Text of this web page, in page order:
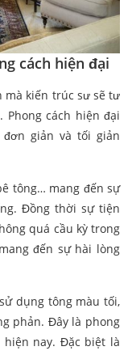
cách hiện đại
mà kiến trúc sư sẽ tư
Phong cách hiện đại
giản và tối giản
tông… mang đến sự
Đồng thời sự tiện
quá cầu kỳ trong
đến sự hài lòng
dụng tông màu tối,
phản. Đây là phong
nay. Đặc biệt là